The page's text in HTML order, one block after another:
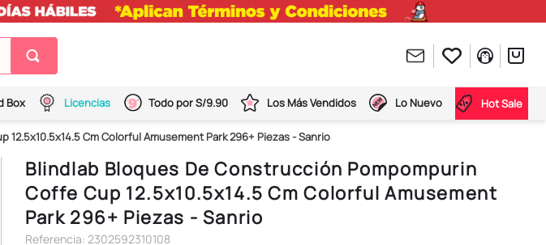
Box Licencias Todo por S/9.90 Los Más Vendidos Lo Nuevo Hot Sale
Cm Colorful Amusement Park 296+ Piezas - Sanrio
Blindlab Bloques De Construcción Pompompurin
Coffe Cup 12.5x10.5x14.5 Cm Colorful Amusement
Park 296+ Piezas - Sanrio
Referencia: 2302592310108